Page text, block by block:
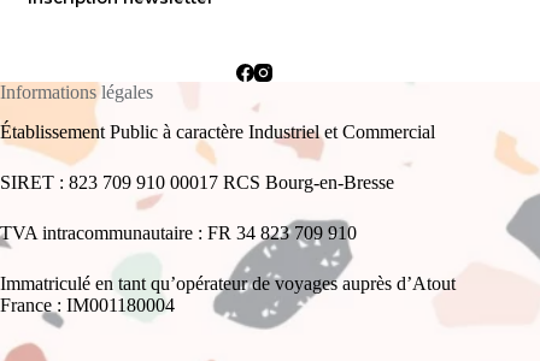
Informations légales
Établissement Public à caractère Industriel et Commercial
SIRET : 823 709 910 00017 RCS Bourg-en-Bresse
TVA intracommunautaire : FR 34 823 709 910
Immatriculé en tant qu’opérateur de voyages auprès d’Atout
France : IM001180004